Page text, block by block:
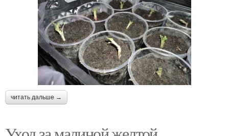
читать дальше →